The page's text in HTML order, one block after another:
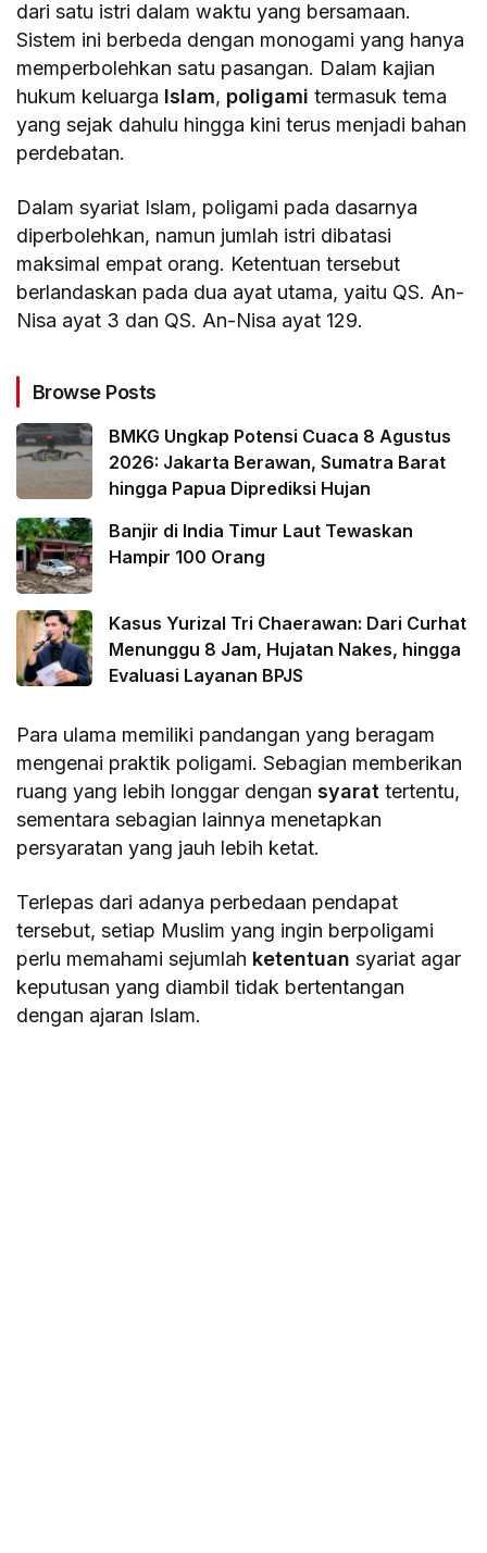
dari satu istri dalam waktu yang bersamaan.
Sistem ini berbeda dengan monogami yang hanya
memperbolehkan satu pasangan. Dalam kajian
hukum keluarga Islam, poligami termasuk tema
yang sejak dahulu hingga kini terus menjadi bahan
perdebatan.
Dalam syariat Islam, poligami pada dasarnya
diperbolehkan, namun jumlah istri dibatasi
maksimal empat orang. Ketentuan tersebut
berlandaskan pada dua ayat utama, yaitu QS. An-
Nisa ayat 3 dan QS. An-Nisa ayat 129.
Browse Posts
BMKG Ungkap Potensi Cuaca 8 Agustus
2026: Jakarta Berawan, Sumatra Barat
hingga Papua Diprediksi Hujan
Banjir di India Timur Laut Tewaskan
Hampir 100 Orang
Kasus Yurizal Tri Chaerawan: Dari Curhat
Menunggu 8 Jam, Hujatan Nakes, hingga
Evaluasi Layanan BPJS
Para ulama memiliki pandangan yang beragam
mengenai praktik poligami. Sebagian memberikan
ruang yang lebih longgar dengansyarat tertentu,
sementara sebagian lainnya menetapkan
persyaratan yang jauh lebih ketat.
Terlepas dari adanya perbedaan pendapat
tersebut, setiap Muslim yang ingin berpoligami
perlu memahami sejumlah ketentuan syariat agar
keputusan yang diambil tidak bertentangan
dengan ajaran Islam.